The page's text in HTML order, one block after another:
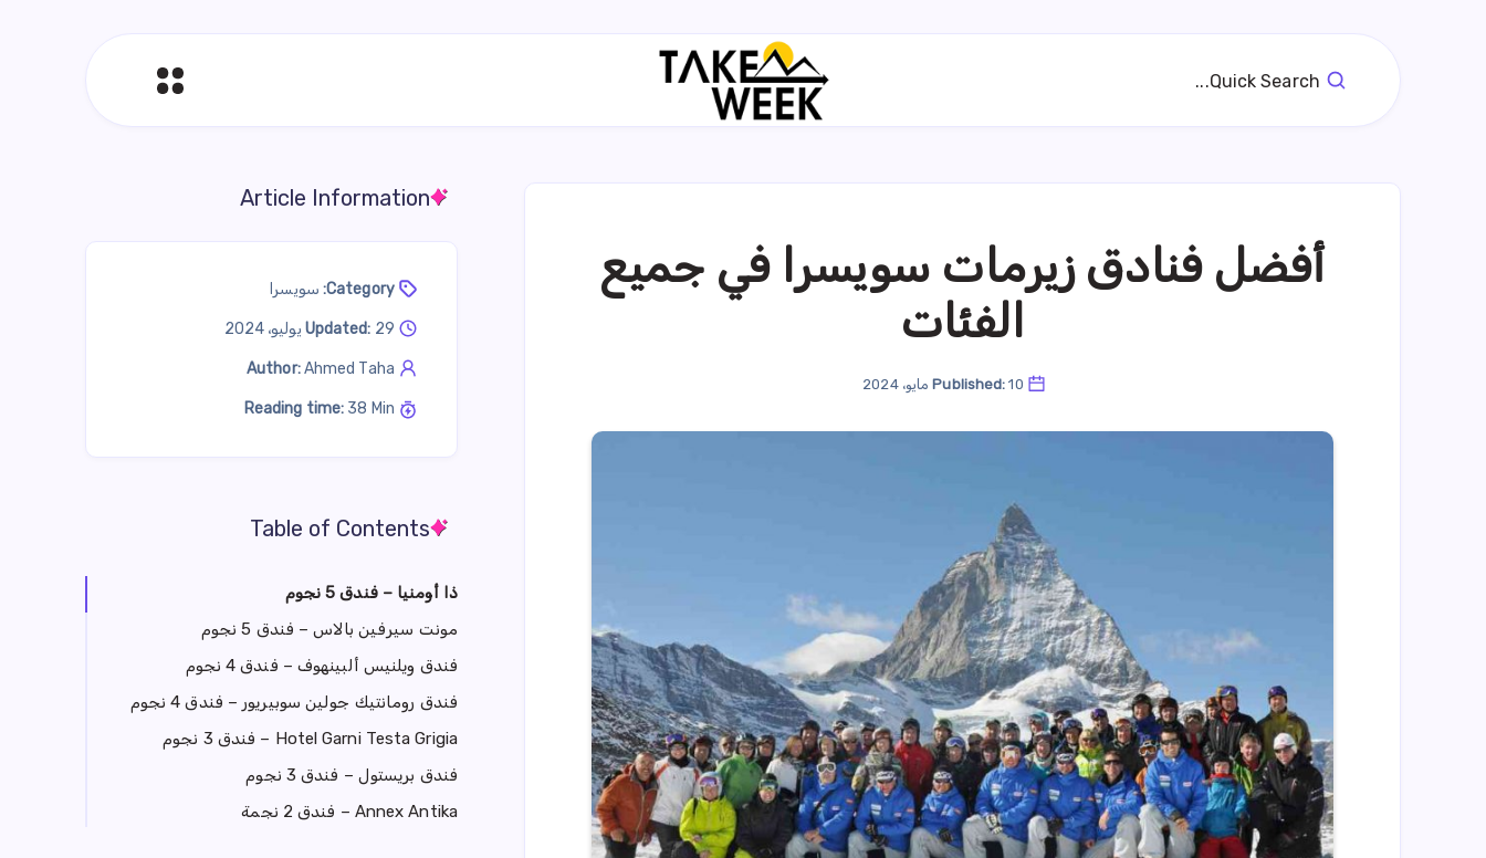
Quick Search...
أفضل فنادق زيرمات سويسرا في جميع
الفئات
Published: 10 مايو، 2024
Article Information
Category: سويسرا
Updated: 29 يوليو، 2024
Author:Ahmed Taha
Reading time: 38 Min
Table of Contents
ذا أومنيا – فندق 5 نجوم
مونت سيرفين بالاس – فندق 5 نجوم
فندق ويلنيس ألبينهوف – فندق 4 نجوم
فندق رومانتيك جولين سوبيريور – فندق 4 نجوم
Hotel Garni Testa Grigia – فندق 3 نجوم
فندق بريستول – فندق 3 نجوم
Annex Antika – فندق 2 نجمة